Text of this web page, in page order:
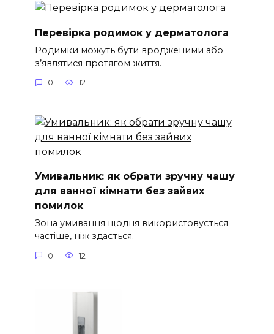
Перевірка родимок у дерматолога
Родимки можуть бути вродженими або
з’являтися протягом життя.
0 12
Умивальник: як обрати зручну чашу
для ванної кімнати без зайвих
помилок
Зона умивання щодня використовується
частіше, ніж здається.
0 12